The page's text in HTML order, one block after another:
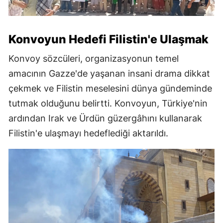
Konvoyun Hedefi Filistin'e Ulaşmak
Konvoy sözcüleri, organizasyonun temel
amacının Gazze'de yaşanan insani drama dikkat
çekmek ve Filistin meselesini dünya gündeminde
tutmak olduğunu belirtti. Konvoyun, Türkiye'nin
ardından Irak ve Ürdün güzergâhını kullanarak
Filistin'e ulaşmayı hedeflediği aktarıldı.